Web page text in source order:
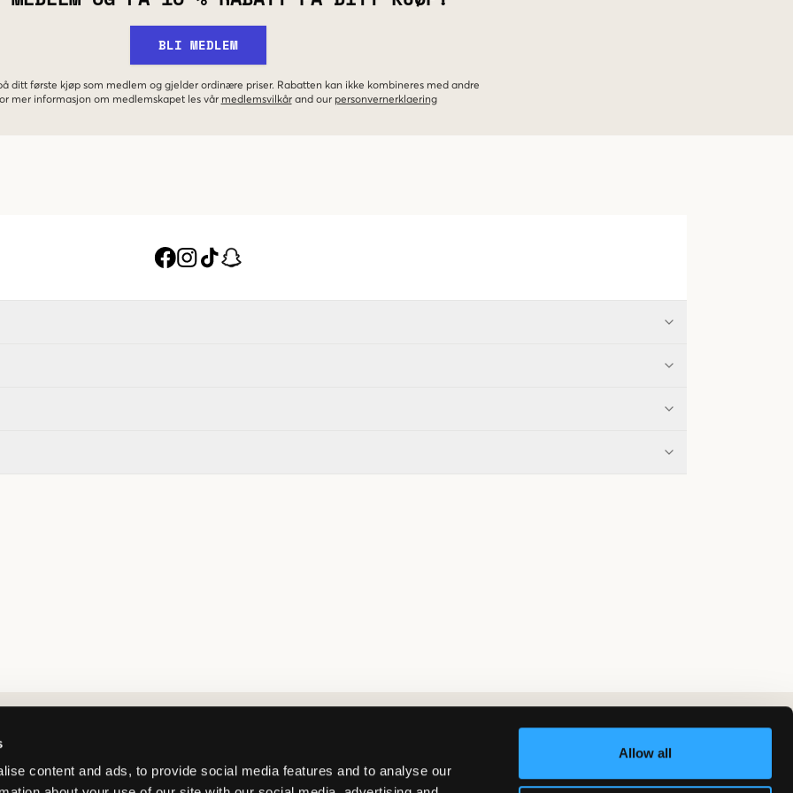
content and ads, to provide social media features and to analyse our
Allow all
BLI MEDLEM
ditt første kjøp som medlem og gjelder ordinære priser. Rabatten kan ikke kombineres med andre
mer informasjon om medlemskapet les vår medlemsvilkår and our personvernerklaering